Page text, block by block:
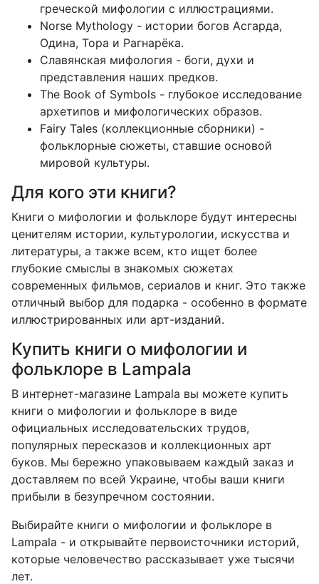
греческой мифологии с иллюстрациями.
Norse Mythology - истории богов Асгарда,
Одина, Тора и Рагнарёка.
Славянская мифология - боги, духи и
представления наших предков.
The Book of Symbols - глубокое исследование
архетипов и мифологических образов.
Fairy Tales (коллекционные сборники) -
фольклорные сюжеты, ставшие основой
мировой культуры.
Для кого эти книги?
Книги о мифологии и фольклоре будут интересны
ценителям истории, культурологии, искусства и
литературы, а также всем, кто ищет более
глубокие смыслы в знакомых сюжетах
современных фильмов, сериалов и книг. Это также
отличный выбор для подарка - особенно в формате
иллюстрированных или арт-изданий.
Купить книги о мифологии и
фольклоре в Lampala
В интернет-магазине Lampala вы можете купить
книги о мифологии и фольклоре в виде
официальных исследовательских трудов,
популярных пересказов и коллекционных арт
буков. Мы бережно упаковываем каждый заказ и
доставляем по всей Украине, чтобы ваши книги
прибыли в безупречном состоянии.
Выбирайте книги о мифологии и фольклоре в
Lampala - и открывайте первоисточники историй,
которые человечество рассказывает уже тысячи
лет.